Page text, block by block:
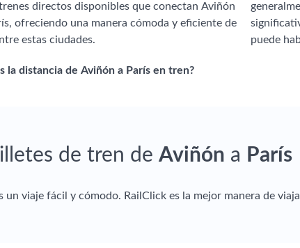
directos disponibles que conectan Aviñón
ofreciendo una manera cómoda y eficiente de
estas ciudades.
la distancia de Aviñón a París en tren?
puede
de tren de Aviñón a París
un viaje fácil y cómodo. RailClick es la mejor manera de